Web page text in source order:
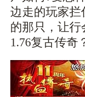
边走的玩家拦
的那只，让
1.76复古传奇